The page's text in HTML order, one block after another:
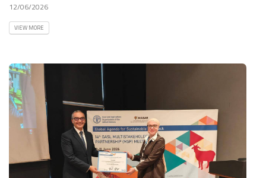
12/06/2026
VIEW MORE